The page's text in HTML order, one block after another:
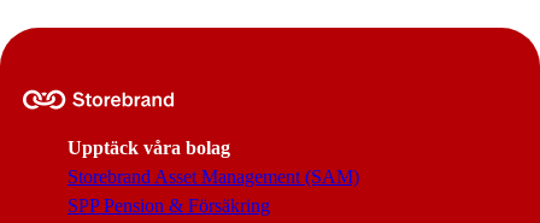
Upptäck våra bolag
Storebrand Asset Management (SAM)
SPP Pension & Försäkring